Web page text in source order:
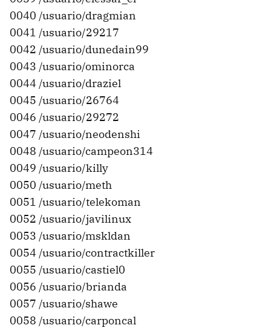
0040 /usuario/dragmian
0041 /usuario/29217
0042 /usuario/dunedain99
0043 /usuario/ominorca
0044 /usuario/draziel
0045 /usuario/26764
0046 /usuario/29272
0047 /usuario/neodenshi
0048 /usuario/campeon314
0049 /usuario/killy
0050 /usuario/meth
0051 /usuario/telekoman
0052 /usuario/javilinux
0053 /usuario/mskldan
0054 /usuario/contractkiller
0055 /usuario/castiel0
0056 /usuario/brianda
0057 /usuario/shawe
0058 /usuario/carponcal